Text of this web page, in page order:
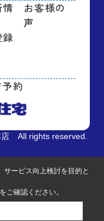
お客様の
声
約
All rights reserved.
サービス向上検討を目的と
をご確認ください。